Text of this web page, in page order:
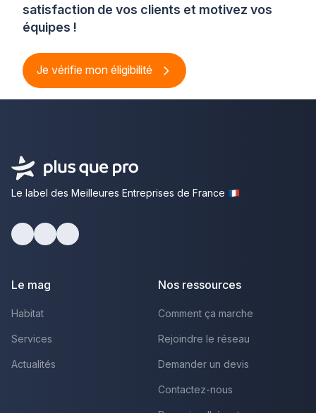
satisfaction de vos clients et motivez vos
équipes !
Je vérifie mon éligibilité
Le label des Meilleures Entreprises de France
Le mag
Habitat
Services
Actualités
Nos ressources
Comment ça marche
Rejoindre le réseau
Demander un devis
Contactez-nous